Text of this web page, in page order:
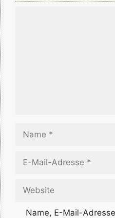
Mail-
Name, E-Mail-